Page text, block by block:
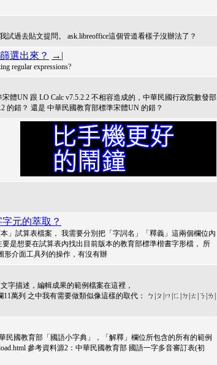
過去貼文提問。 ask.libreoffice這個管道看樣子沒辦法了？
選出來？ →|
regular expressions?
體UN 跟 LO Calc v7.5.2.2 不相容造成的，中華民國行政院數發部
的錯？ 還是 中華民國教育部標準宋體UN 的錯？
元的萃取？
」試算表檔案， 我需要分別把「字詞名」「釋義」這兩個欄位內
是想要在試算表內找出目前版本的教育部標準楷書字形檔， 所
形介面工具列的操作，有沒有辦
字描述，編輯成果的範例檔案在這裡，
11萬列 之中我有需要做類似像這樣的取代： ㄅ|ㄆ|ㄇ|ㄈ|ㄉ|ㄊ|ㄋ|ㄌ|
國教育部「國語小字典」，「解釋」欄位所包含的所有的範例
參考資料源2：中華民國教育部 國語一字多音審訂表(初